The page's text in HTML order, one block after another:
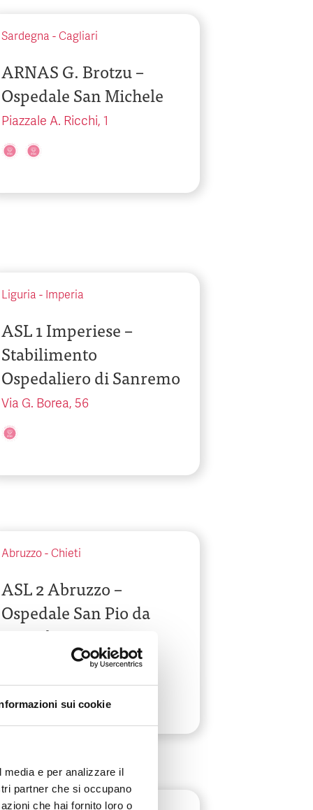
sui cookie
e per analizzare il
partner che si occupano
che hai fornito loro o
Sardegna - Cagliari
ARNAS G. Brotzu –
Ospedale San Michele
Piazzale A. Ricchi, 1
Liguria - Imperia
ASL 1 Imperiese –
Stabilimento
Ospedaliero di Sanremo
Via G. Borea, 56
Abruzzo- Chieti
ASL 2 Abruzzo –
Ospedale San Pio da
Pietralcina
Via San Camillo De Lellis